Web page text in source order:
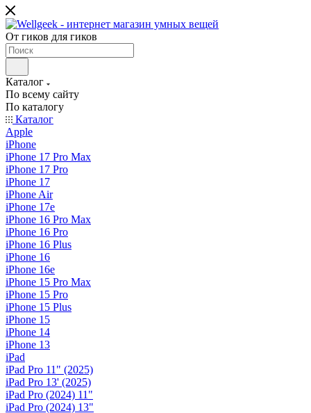
От гиков для гиков
Каталог
По всему сайту
По каталогу
Каталог
Apple
iPhone
iPhone 17 Pro Max
iPhone 17 Pro
iPhone 17
iPhone Air
iPhone 17e
iPhone 16 Pro Max
iPhone 16 Pro
iPhone 16 Plus
iPhone 16
iPhone 16e
iPhone 15 Pro Max
iPhone 15 Pro
iPhone 15 Plus
iPhone 15
iPhone 14
iPhone 13
iPad
iPad Pro 11" (2025)
iPad Pro 13' (2025)
iPad Pro (2024) 11"
iPad Pro (2024) 13"